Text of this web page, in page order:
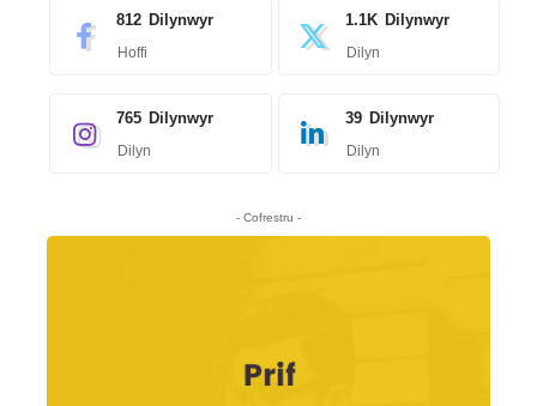
812 Dilynwyr
Hoffi
1.1K Dilynwyr
Dilyn
765 Dilynwyr
Dilyn
39 Dilynwyr
Dilyn
- Cofrestru -